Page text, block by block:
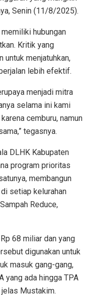
Senin (11/8/2025).
hubungan
Kritik yang
untuk menjatuhkan,
lebih efektif.
menjadi mitra
selama ini kami
cemburu, namun
tegasnya.
DLHK Kabupaten
program prioritas
membangun
setiap kelurahan
Reduce,
68 miliar dan yang
digunakan untuk
masuk gang-gang,
yang ada hingga TPA
Mustakim.